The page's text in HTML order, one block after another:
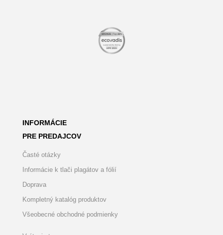
INFORMÁCIE
PRE PREDAJCOV
Časté otázky
Informácie k tlači plagátov a fólií
Doprava
Kompletný katalóg produktov
Všeobecné obchodné podmienky